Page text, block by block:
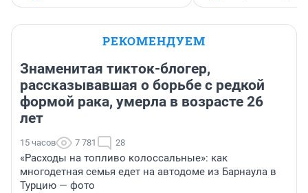
РЕКОМЕНДУЕМ
Знаменитая тикток-блогер,
рассказывавшая о борьбе с редкой
формой рака, умерла в возрасте 26
лет
15 часов 7 781 28
«Расходы на топливо колоссальные»: как
многодетная семья едет на автодоме из Барнаула в
Турцию — фото